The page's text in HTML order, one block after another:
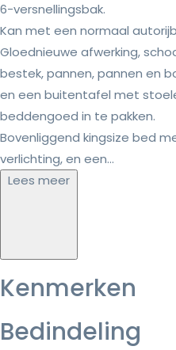
6-versnellingsbak.
Kan met een normaal
Gloednieuwe afwerking,
bestek, pannen, pannen en
en een buitentafel met
beddengoed in te pakken.
Bovenliggend kingsize bed
verlichting, en een...
Lees meer
Kenmerken
Bedindeling